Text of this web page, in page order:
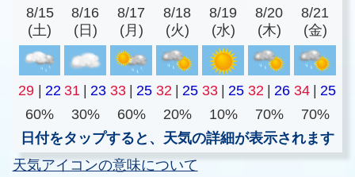
8/15
(土)
8/16
(日)
8/17
(月)
8/18
(火)
8/19
(水)
8/20
(木)
8/21
(金)
29 | 22 31 | 23 33 | 25 32 | 25 33 | 25 32 | 26 34 | 25
60%
30% 60% 20% 10% 70%
70%
日付をタップすると、天気の詳細が表示されます
天気アイコンの意味について